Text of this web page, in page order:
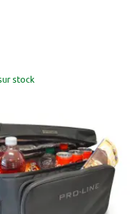
stock